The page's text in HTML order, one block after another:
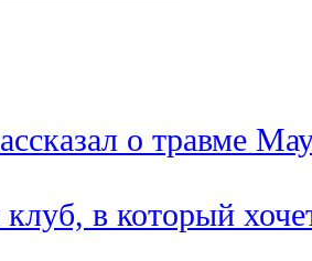
о травме
клуб, в который